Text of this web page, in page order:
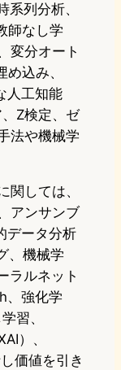
列分析、
師なし学
変分オート
込み、
人工知能
、Z検定、ゼ
法や機械学
関しては、
アンサンブ
データ分析
、機械学
ラルネット
、強化学
習、
）、
価値を引き